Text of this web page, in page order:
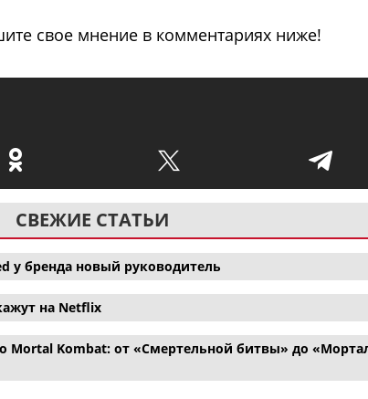
свое мнение в комментариях ниже!
СВЕЖИЕ СТАТЬИ
у бренда новый руководитель
на Netflix
Mortal Kombat: от «Смертельной битвы» до